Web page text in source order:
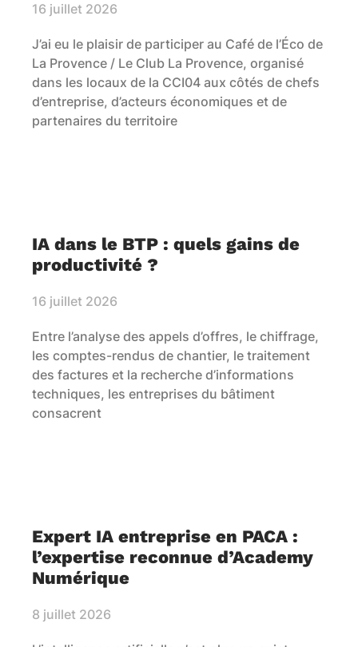
16 juillet 2026
J’ai eu le plaisir de participer au Café de l’Éco de
La Provence / Le Club La Provence, organisé
dans les locaux de la CCI04 aux côtés de chefs
d’entreprise, d’acteurs économiques et de
partenaires du territoire
IA dans le BTP : quels gains de
productivité ?
16 juillet 2026
Entre l’analyse des appels d’offres, le chiffrage,
les comptes-rendus de chantier, le traitement
des factures et la recherche d’informations
techniques, les entreprises du bâtiment
consacrent
Expert IA entreprise en PACA :
l’expertise reconnue d’Academy
Numérique
8 juillet 2026